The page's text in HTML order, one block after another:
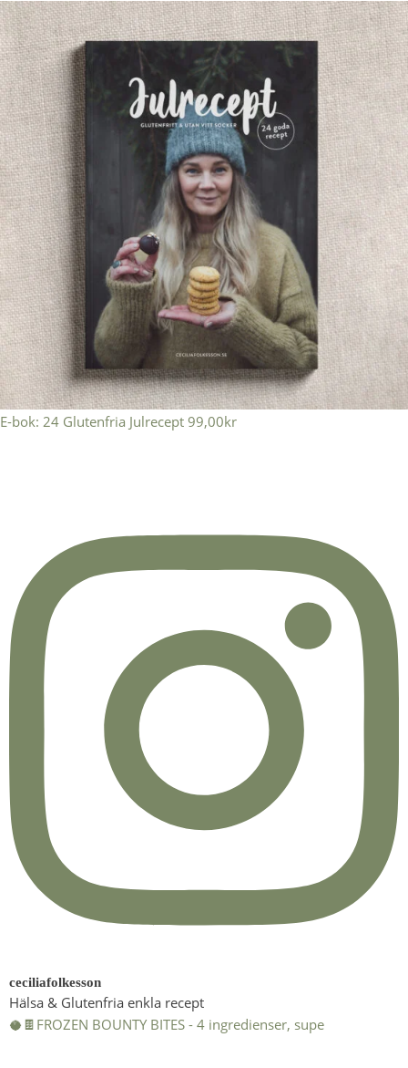
E-bok: 24 Glutenfria Julrecept 99,00kr
ceciliafolkesson
Hälsa & Glutenfria enkla recept
🥥🍫FROZEN BOUNTY BITES - 4 ingredienser, supe